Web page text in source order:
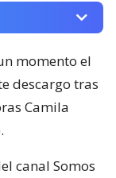
momento el
descargo tras
Camila
canal Somos